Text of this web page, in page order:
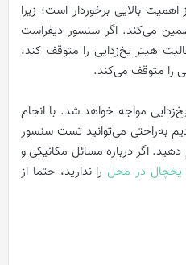
بالایی برخوردار است؛ زیرا
می‌کند. اگر سنسور دیفراست
هیتر یخ‌زدایی را متوقف کند،
را متوقف می‌کند.
مواجه خواهد شد. با انجام
به‌راحتی می‌توانید تست سنسور
اگر درباره مسائل مکانیکی و
یخچال در محل را ندارید، حتما از